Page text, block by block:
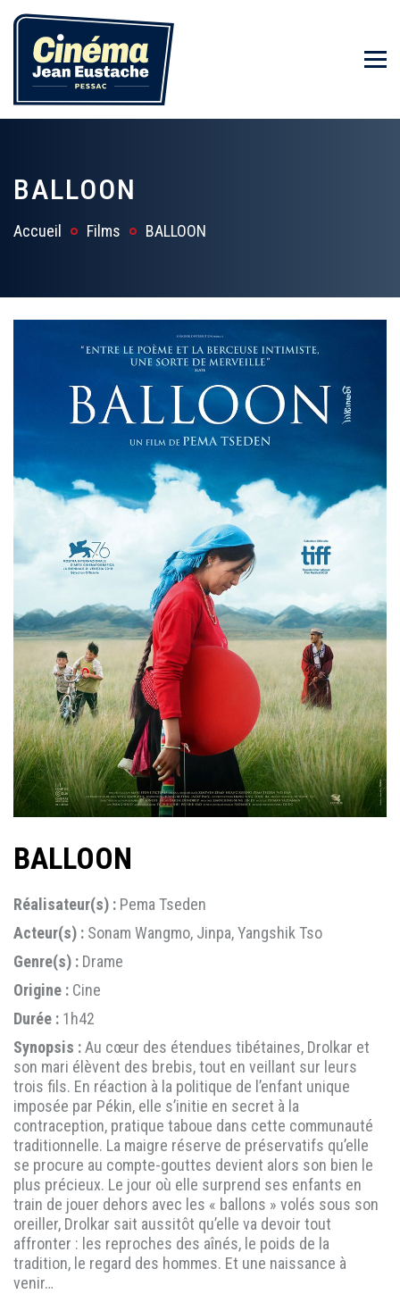
BALLOON
Accueil Films BALLOON
BALLOON
Réalisateur(s) : Pema Tseden
Acteur(s) : Sonam Wangmo, Jinpa, Yangshik Tso
Genre(s) : Drame
Origine : Cine
Durée : 1h42
Synopsis :Au cœur des étendues tibétaines, Drolkar et
son mari élèvent des brebis, tout en veillant sur leurs
trois fils. En réaction à la politique de l’enfant unique
imposée par Pékin, elle s’initie en secret à la
contraception, pratique taboue dans cette communauté
traditionnelle. La maigre réserve de préservatifs qu’elle
se procure au compte-gouttes devient alors son bien le
plus précieux. Le jour où elle surprend ses enfants en
train de jouer dehors avec les « ballons » volés sous son
oreiller, Drolkar sait aussitôt qu’elle va devoir tout
affronter : les reproches des aînés, le poids de la
tradition, le regard des hommes. Et une naissance à
venir…